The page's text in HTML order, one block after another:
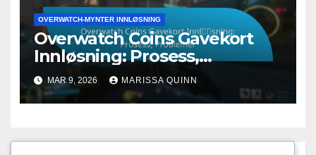
OVERWATCH-MYNTER INNLØSNING
Overwatch Coins Gavekort
Innløsning: Prosess,
Problemer
MAR 9, 2026 MARISSA QUINN